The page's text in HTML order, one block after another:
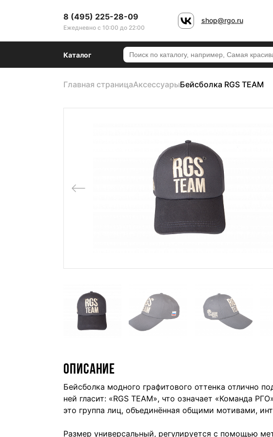
8 (495) 225-28-09
Ежедневно с 10:00 до 22:00
shop@rgo.ru
Каталог
Главная страницаАксессуарыБейсболка RGS TEAM
ОПИСАНИЕ
Бейсболка модного графитового оттенка отлично
ней гласит: «RGS TEAM», что означает «Команда
это группа лиц, объединённая общими мотивами,
Размер универсальный, регулируется с помощью